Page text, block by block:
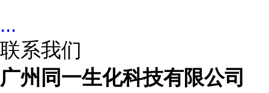
...
联系我们
广州同一生化科技有限公司